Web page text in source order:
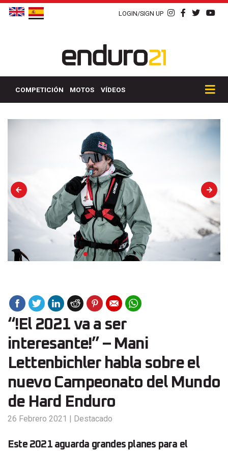
LOGIN/SIGN UP
COMPETICIÓN MOTOS VÍDEOS
“!El 2021 va a ser
interesante!” – Mani
Lettenbichler habla sobre el
nuevo Campeonato del Mundo
de Hard Enduro
26 Febrero 2021 | Destacado
Este 2021 aguarda grandes planes para el